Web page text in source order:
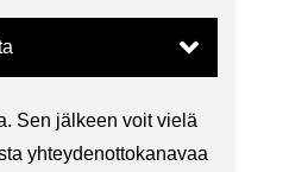
Sen jäl­keen voit vielä
yh­tey­den­ot­to­ka­na­vaa